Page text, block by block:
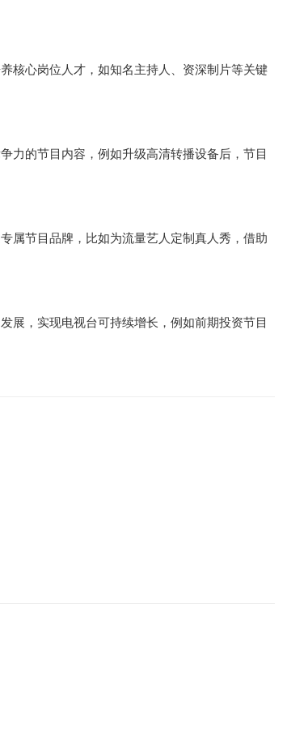
核心岗位人才，如知名主持人、资深制片等关键
力的节目内容，例如升级高清转播设备后，节目
属节目品牌，比如为流量艺人定制真人秀，借助
展，实现电视台可持续增长，例如前期投资节目